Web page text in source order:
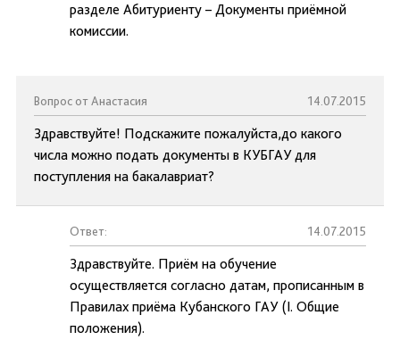
разделе Абитуриенту – Документы приёмной
комиссии.
Вопрос от Анастасия 14.07.2015
Здравствуйте! Подскажите пожалуйста,до какого
числа можно подать документы в КУБГАУ для
поступления на бакалавриат?
Ответ: 14.07.2015
Здравствуйте. Приём на обучение
осуществляется согласно датам, прописанным в
Правилах приёма Кубанского ГАУ (I. Общие
положения).